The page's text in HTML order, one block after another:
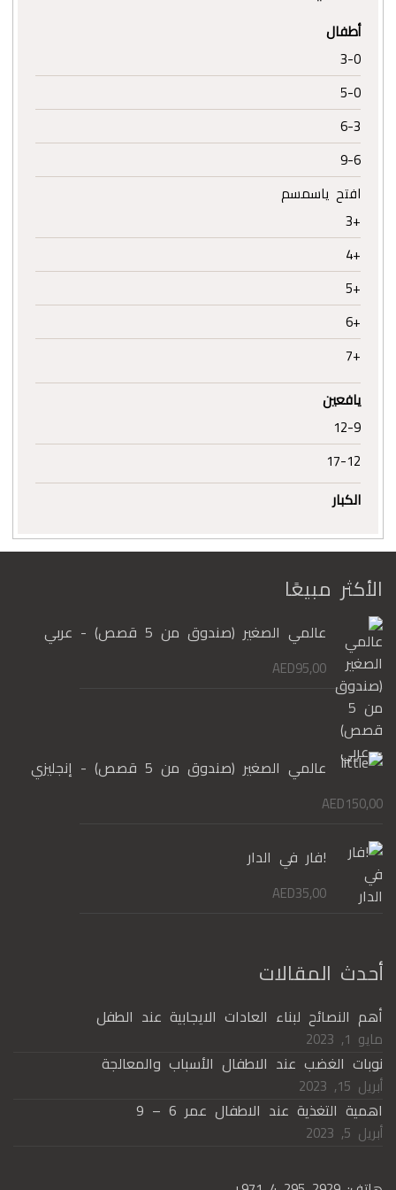
أطفال
3-0
5-0
6-3
9-6
افتح ياسمسم
+3
+4
+5
+6
+7
يافعين
12-9
17-12
الكبار
الأكثر مبيعًا
عالمي الصغير (صندوق من 5 قصص) - عربي
AED95,00
عالمي الصغير (صندوق من 5 قصص) - إنجليزي
AED150,00
!فار في الدار
AED35,00
أحدث المقالات
أهم النصائح لبناء العادات الايجابية عند الطفل
مايو 1, 2023
نوبات الغضب عند الاطفال الأسباب والمعالجة
أبريل 15, 2023
اهمية التغذية عند الاطفال عمر 6 – 9
أبريل 5, 2023